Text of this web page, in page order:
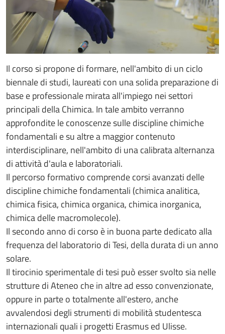
Il corso si propone di formare, nell'ambito di un ciclo
biennale di studi, laureati con una solida preparazione di
base e professionale mirata all'impiego nei settori
principali della Chimica. In tale ambito verranno
approfondite le conoscenze sulle discipline chimiche
fondamentali e su altre a maggior contenuto
interdisciplinare, nell'ambito di una calibrata alternanza
di attività d'aula e laboratoriali.
Il percorso formativo comprende corsi avanzati delle
discipline chimiche fondamentali (chimica analitica,
chimica fisica, chimica organica, chimica inorganica,
chimica delle macromolecole).
Il secondo anno di corso è in buona parte dedicato alla
frequenza del laboratorio di Tesi, della durata di un anno
solare.
Il tirocinio sperimentale di tesi può esser svolto sia nelle
strutture di Ateneo che in altre ad esso convenzionate,
oppure in parte o totalmente all'estero, anche
avvalendosi degli strumenti di mobilità studentesca
internazionali quali i progetti Erasmus ed Ulisse.